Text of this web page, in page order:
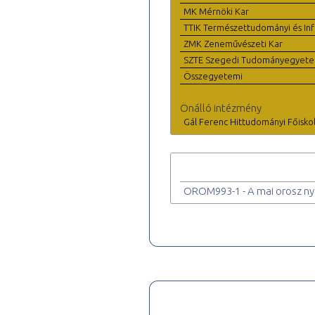
MK Mérnöki Kar
TTIK Természettudományi és
ZMK Zeneművészeti Kar
SZTE Szegedi
Összegyetemi
Önálló intézmény
Gál Ferenc Hittudományi
OROM993-1 - A mai orosz